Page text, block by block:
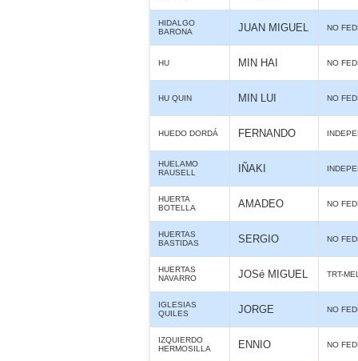
HIDALGO
BARONA
JUAN MIGUEL NO
HU MIN HAI NO
HU QUIN MIN LUI NO
HUEDO DORDÁ FERNANDO
HUELAMO
RAUSELL
IÑAKI
HUERTA
BOTELLA
AMADEO NO
HUERTAS
BASTIDAS
SERGIO NO
HUERTAS
NAVARRO
JOSé MIGUEL TRT-
IGLESIAS
QUILES
JORGE NO
IZQUIERDO
HERMOSILLA
ENNIO NO